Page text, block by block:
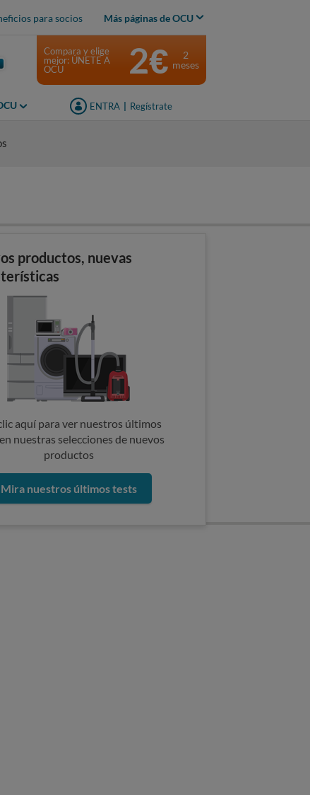
para socios Más páginas de OCU
ENTRA Regístrate
Compara y elige
mejor: ÚNETE A
OCU
2€
2
meses
productos, nuevas
aquí para ver nuestros últimos
nuestras selecciones de nuevos
productos
Mira nuestros últimos tests